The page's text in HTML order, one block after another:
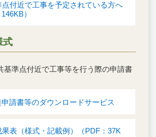
点付近で工事を予定されている方へ
）
式
基準点付近で工事等を行う際の申請書
請書等のダウンロードサービス
果表（様式・記載例）（PDF：37K